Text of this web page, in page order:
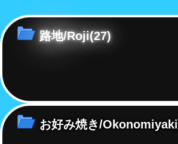
路地/Roji(27)
お好み焼き/Okonomiyaki